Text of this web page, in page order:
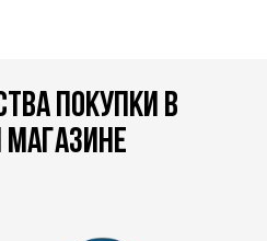
покупки в